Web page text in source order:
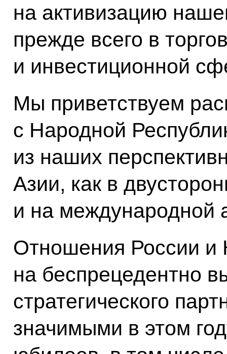
на активизацию
прежде всего в
и инвестиционной
Мы приветствуем
с Народной
из наших
Азии, как в
и на международной
Отношения России и
на беспрецедентно
стратегического
значимыми в этом